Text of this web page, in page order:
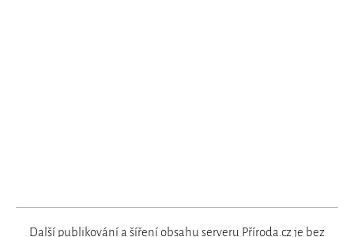
Další publikování a šíření obsahu serveru Příroda.cz je bez